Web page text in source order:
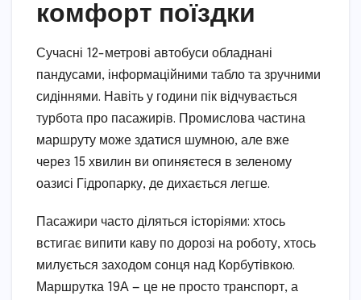
комфорт поїздки
Сучасні 12-метрові автобуси обладнані
пандусами, інформаційними табло та зручними
сидіннями. Навіть у години пік відчувається
турбота про пасажирів. Промислова частина
маршруту може здатися шумною, але вже
через 15 хвилин ви опиняєтеся в зеленому
оазисі Гідропарку, де дихається легше.
Пасажири часто діляться історіями: хтось
встигає випити каву по дорозі на роботу, хтось
милується заходом сонця над Корбутівкою.
Маршрутка 19А — це не просто транспорт, а